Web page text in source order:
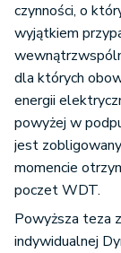
czynności, o
wyjątkiem
dla których
energii
powyżej w
jest
momencie
poczet WDT.
Powyższa teza
indywidualnej